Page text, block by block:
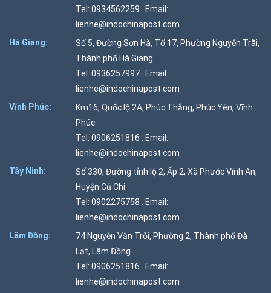
Tel: 0934562259 . Email:
lienhe@indochinapost.com
Hà Giang:
Số 5, Đường Sơn Hà, Tổ 17, Phường Nguyễn Trãi,
Thành phố Hà Giang
Tel: 0936257997 . Email:
lienhe@indochinapost.com
Vĩnh Phúc:
Km16, Quốc lộ 2A, Phúc Thắng, Phúc Yên, Vĩnh
Phúc
Tel: 0906251816 . Email:
lienhe@indochinapost.com
Tây Ninh:
Số 330, Đường tỉnh lộ 2, Ấp 2, Xã Phước Vĩnh An,
Huyện Củ Chi
Tel: 0902275758 . Email:
lienhe@indochinapost.com
Lâm Đồng:
74 Nguyễn Văn Trỗi, Phường 2, Thành phố Đà
Lạt, Lâm Đồng
Tel: 0906251816 . Email:
lienhe@indochinapost.com